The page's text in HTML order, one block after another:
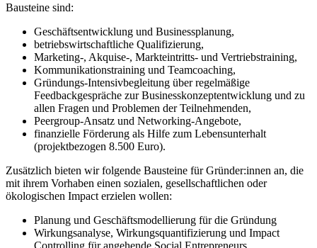
Bausteine sind:
Geschäftsentwicklung und Businessplanung,
betriebswirtschaftliche Qualifizierung,
Marketing-, Akquise-, Markteintritts- und Vertriebstraining,
Kommunikationstraining und Teamcoaching,
Gründungs-Intensivbegleitung über regelmäßige
Feedbackgespräche zur Businesskonzeptentwicklung und zu
allen Fragen und Problemen der Teilnehmenden,
Peergroup-Ansatz und Networking-Angebote,
finanzielle Förderung als Hilfe zum Lebensunterhalt
(projektbezogen 8.500 Euro).
Zusätzlich bieten wir folgende Bausteine für Gründer:innen an, die
mit ihrem Vorhaben einen sozialen, gesellschaftlichen oder
ökologischen Impact erzielen wollen:
Planung und Geschäftsmodellierung für die Gründung
Wirkungsanalyse, Wirkungsquantifizierung und Impact
Controlling für angehende Social Entrepreneurs